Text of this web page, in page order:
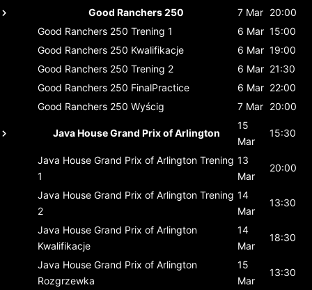
Good Ranchers 250 7 Mar 20:00
Good Ranchers 250 Trening 1 6 Mar 15:00
Good Ranchers 250 Kwalifikacje 6 Mar 19:00
Good Ranchers 250 Trening 2 6 Mar 21:30
Good Ranchers 250 FinalPractice 6 Mar 22:00
Good Ranchers 250 Wyścig 7 Mar 20:00
Java House Grand Prix of Arlington
15
Mar
15:30
Java House Grand Prix of Arlington Trening
1
13
Mar
20:00
Java House Grand Prix of Arlington Trening
2
14
Mar
13:30
Java House Grand Prix of Arlington
Kwalifikacje
14
Mar
18:30
Java House Grand Prix of Arlington
Rozgrzewka
15
Mar
13:30